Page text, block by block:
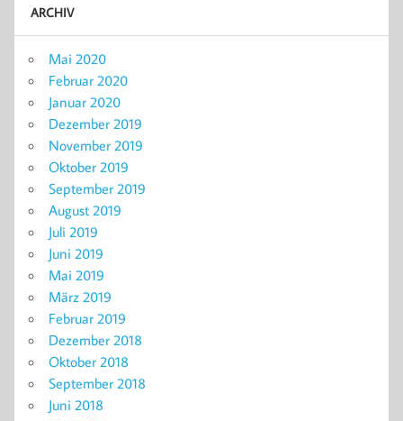
ARCHIV
Mai 2020
Februar 2020
Januar 2020
Dezember 2019
November 2019
Oktober 2019
September 2019
August 2019
Juli 2019
Juni 2019
Mai 2019
März 2019
Februar 2019
Dezember 2018
Oktober 2018
September 2018
Juni 2018